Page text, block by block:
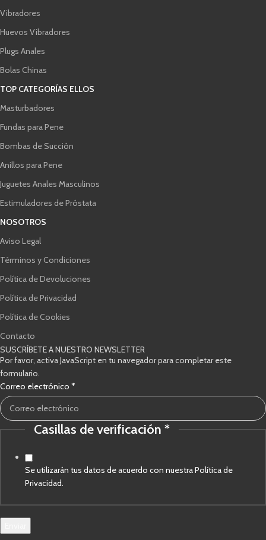
Vibradores
Huevos Vibradores
Plugs Anales
Bolas Chinas
TOP CATEGORÍAS ELLOS
Masturbadores
Fundas para Pene
Bombas de Succión
Anillos para Pene
Juguetes Anales Masculinos
Estimuladores de Próstata
NOSOTROS
Aviso Legal
Términos y Condiciones
Política de Devoluciones
Política de Privacidad
Política de Cookies
Contacto
SUSCRÍBETE A NUESTRO NEWSLETTER
Por favor, activa JavaScript en tu navegador para completar este
formulario.
verificación
Casillas
Correo
Correo electrónico *
Casillas de verificación *
Se utilizarán tus datos de acuerdo con nuestra Política de
Privacidad.